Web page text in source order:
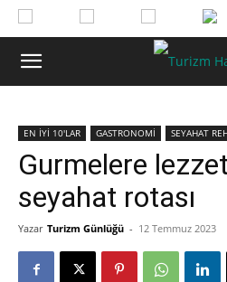
EN İYİ 10'LAR GASTRONOMİ SEYAHAT
Gurmelere
seyahat rotası
Yazar Turizm Günlüğü - 12 Temmuz 2023